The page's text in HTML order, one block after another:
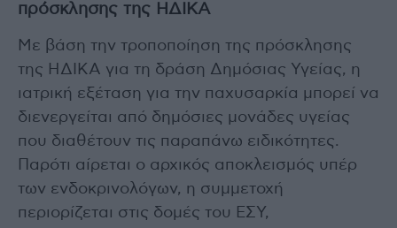
πρόσκλησης της ΗΔΙΚΑ
Με βάση την τροποποίηση της πρόσκλησης
της ΗΔΙΚΑ για τη δράση Δημόσιας Υγείας, η
ιατρική εξέταση για την παχυσαρκία μπορεί να
διενεργείται από δημόσιες μονάδες υγείας
που διαθέτουν τις παραπάνω ειδικότητες.
Παρότι αίρεται ο αρχικός αποκλεισμός υπέρ
των ενδοκρινολόγων, η συμμετοχή
περιορίζεται στις δομές του ΕΣΥ,